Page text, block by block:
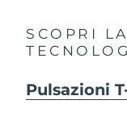
SCOPRI
Pulsazioni